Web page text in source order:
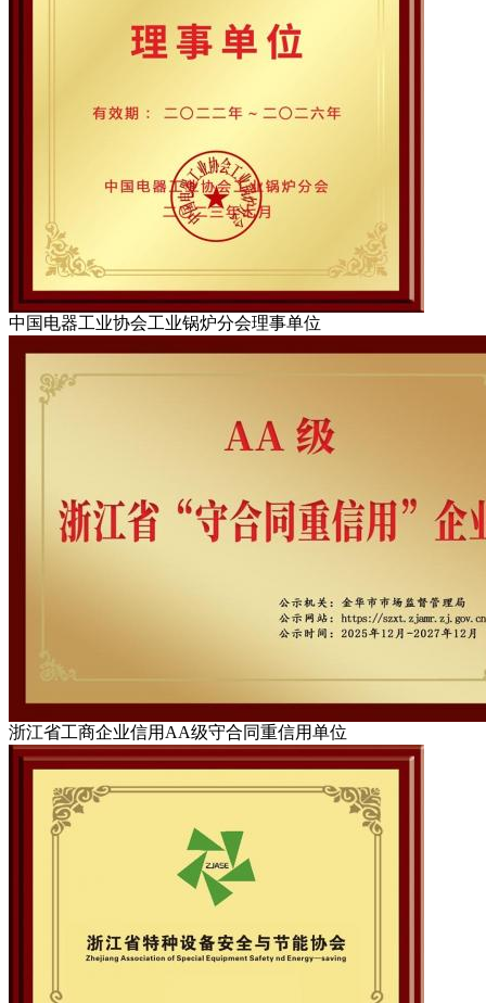
中国电器工业协会工业锅炉分会理事单位
浙江省工商企业信用AA级守合同重信用单位